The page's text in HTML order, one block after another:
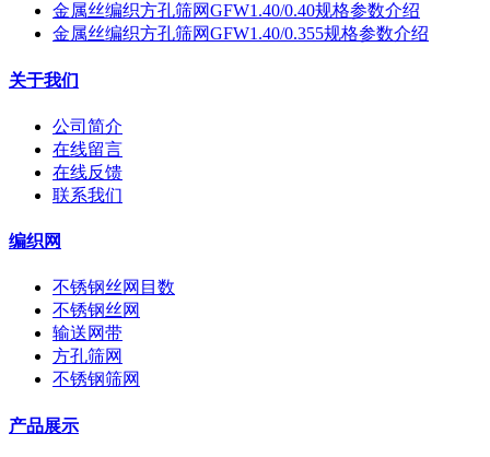
金属丝编织方孔筛网GFW1.40/0.40规格参数介绍
金属丝编织方孔筛网GFW1.40/0.355规格参数介绍
关于我们
公司简介
在线留言
在线反馈
联系我们
编织网
不锈钢丝网目数
不锈钢丝网
输送网带
方孔筛网
不锈钢筛网
产品展示